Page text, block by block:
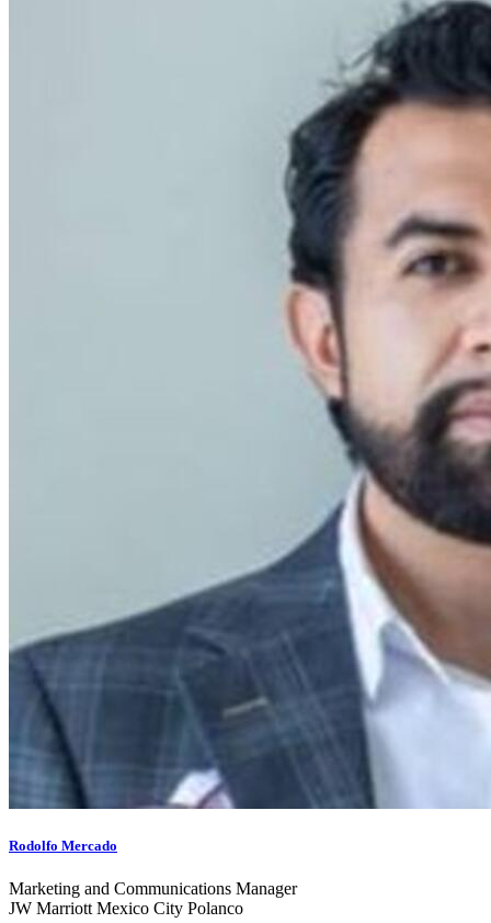
Rodolfo Mercado
Marketing and Communications Manager
JW Marriott Mexico City Polanco